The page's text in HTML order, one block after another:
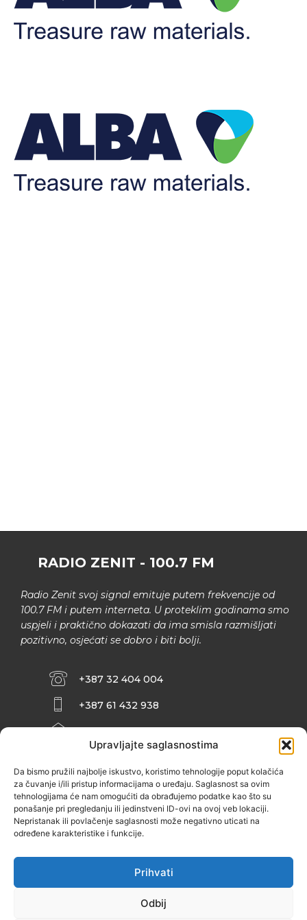
Upravljajte saglasnostima
Da bismo pružili najbolje iskustvo, koristimo tehnologije poput kolačića
za čuvanje i/ili pristup informacijama o uređaju. Saglasnost sa ovim
tehnologijama će nam omogućiti da obrađujemo podatke kao što su
ponašanje pri pregledanju ili jedinstveni ID-ovi na ovoj veb lokaciji.
Nepristanak ili povlačenje saglasnosti može negativno uticati na
određene karakteristike i funkcije.
Prihvati
Odbij
RADIO ZENIT - 100.7 FM
Radio Zenit svoj signal emituje putem frekvencije od
100.7 FM i putem interneta. U proteklim godinama smo
uspjeli i praktično dokazati da ima smisla razmišljati
pozitivno, osjećati se dobro i biti bolji.
+387 32 404 004
+387 61 432 938
INFO@ZENIT.BA
ZENIČANKA, 3. SPRAT), 72000 ZENICA